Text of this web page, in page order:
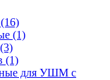
(16)
(1)
(3)
(1)
для УШМ с